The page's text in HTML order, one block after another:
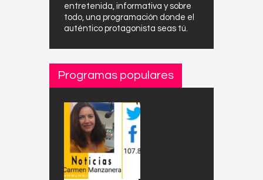
entretenida, informativa y sobre
todo, una programación donde el
auténtico protagonista seas tú.
Programas populares